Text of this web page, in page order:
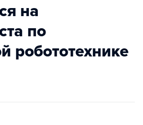
на
по
робототехнике